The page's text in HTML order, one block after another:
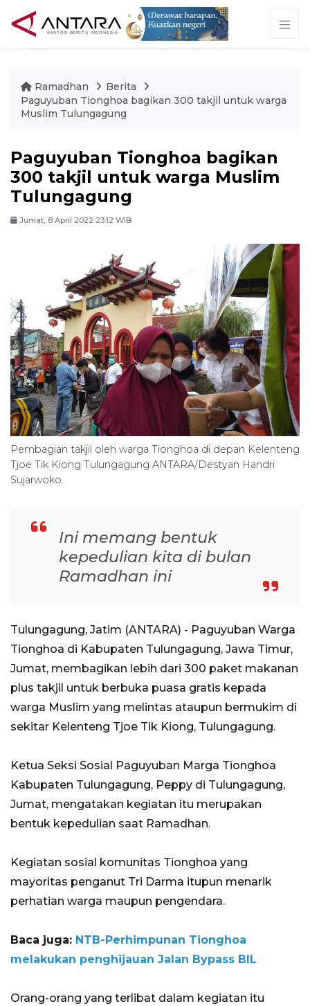
Ramadhan
Berita
Paguyuban Tionghoa bagikan 300 takjil untuk warga
Muslim Tulungagung
Paguyuban Tionghoa bagikan
300 takjil untuk warga Muslim
Tulungagung
Jumat, 8 April 2022 23:12 WIB
Pembagian takjil oleh warga Tionghoa di depan Kelenteng
Tjoe Tik Kiong Tulungagung ANTARA/Destyan Handri
Sujarwoko.
Ini memang bentuk
kepedulian kita di bulan
Ramadhan ini
Tulungagung, Jatim (ANTARA) - Paguyuban Warga
Tionghoa di Kabupaten Tulungagung, Jawa Timur,
Jumat, membagikan lebih dari 300 paket makanan
plus takjil untuk berbuka puasa gratis kepada
warga Muslim yang melintas ataupun bermukim di
sekitar Kelenteng Tjoe Tik Kiong, Tulungagung.
Ketua Seksi Sosial Paguyuban Marga Tionghoa
Kabupaten Tulungagung, Peppy di Tulungagung,
Jumat, mengatakan kegiatan itu merupakan
bentuk kepedulian saat Ramadhan.
Kegiatan sosial komunitas Tionghoa yang
mayoritas penganut Tri Darma itupun menarik
perhatian warga maupun pengendara.
Baca juga: NTB-Perhimpunan Tionghoa
melakukan penghijauan Jalan Bypass BIL
Orang-orang yang terlibat dalam kegiatan itu